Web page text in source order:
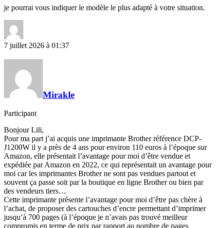
je pourrai vous indiquer le modèle le plus adapté à votre situation.
7 juillet 2026 à 01:37
Mirakle
Participant
Bonjour Lili,
Pour ma part j’ai acquis une imprimante Brother référence DCP-
J1200W il y a près de 4 ans pour environ 110 euros à l’époque sur
Amazon, elle présentait l’avantage pour moi d’être vendue et
expédiée par Amazon en 2022, ce qui représentait un avantage pour
moi car les imprimantes Brother ne sont pas vendues partout et
souvent ça passe soit par la boutique en ligne Brother ou bien par
des vendeurs tiers…
Cette imprimante présente l’avantage pour moi d’être pas chère à
l’achat, de proposer des cartouches d’encre permettant d’imprimer
jusqu’à 700 pages (à l’époque je n’avais pas trouvé meilleur
compromis en terme de prix par rapport au nombre de pages